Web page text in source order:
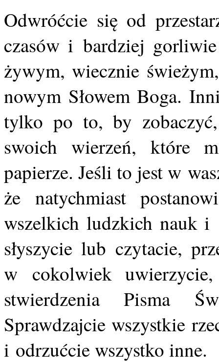
Odwróćcie się od
czasów i bardziej
żywym, wiecznie
nowym Słowem Boga.
tylko po to, by
swoich wierzeń, które
papierze. Jeśli to jest w
że natychmiast
wszelkich ludzkich nauk i
słyszycie lub czytacie,
w cokolwiek
stwierdzenia Pisma
Sprawdzajcie wszystkie
i odrzućcie wszystko inne.